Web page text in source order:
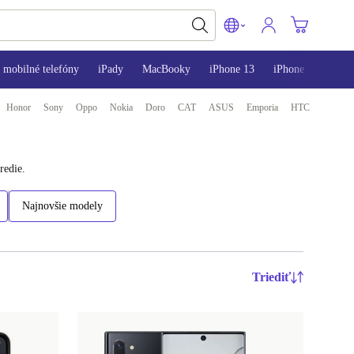
mobilné telefóny iPady MacBooky iPhone 13 iPhone 14
Honor Sony Oppo Nokia Doro CAT ASUS Emporia HTC
Najnovšie modely
Triediť